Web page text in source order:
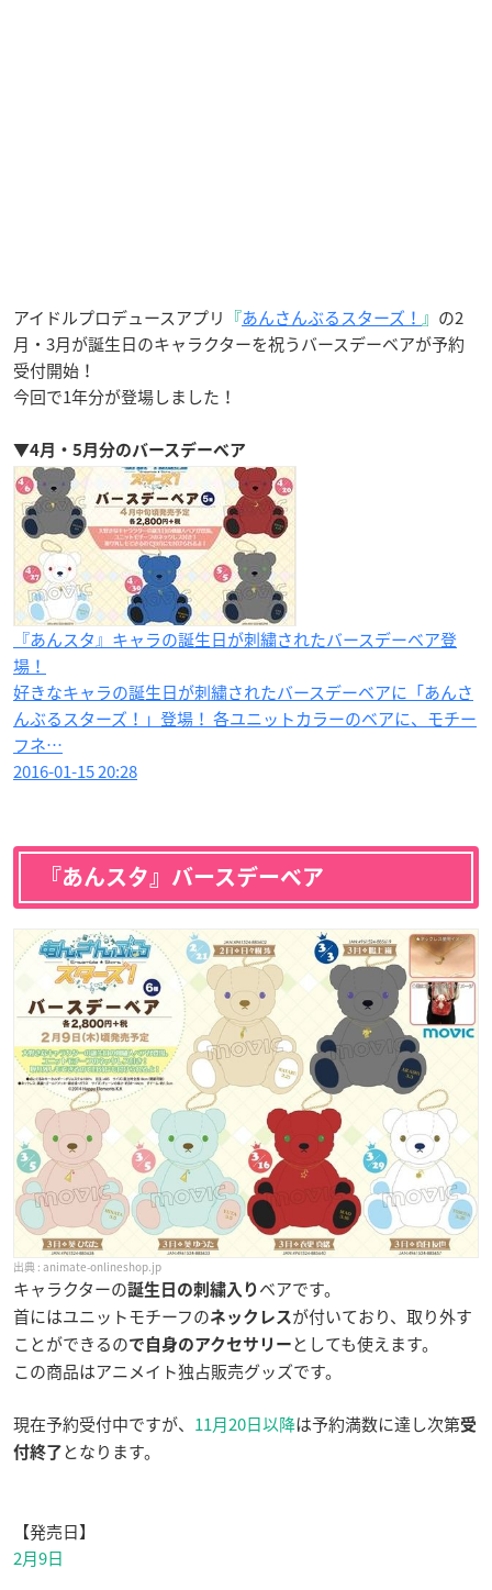
アイドルプロデュースアプリ 『あんさんぶるスターズ！ 』 の2
月・3月が誕生日のキャラクターを祝うバースデーベアが予約
受付開始！
今回で1年分が登場しました！
▼4月・5月分のバースデーベア
『あんスタ』キャラの誕生日が刺繍されたバースデーベア登
場！
好きなキャラの誕生日が刺繍されたバースデーベアに「あんさ
んぶるスターズ！」登場！ 各ユニットカラーのベアに、モチー
フネ…
2016-01-15 20:28
『あんスタ』バースデーベア
animate-onlineshop.jp
キャラクターの誕生日の刺繍入り ベアです。
首にはユニットモチーフのネックレス が付いており、取り外す
ことができるので自身のアクセサリー としても使えます。
この商品はアニメイト独占販売グッズです。
現在予約受付中ですが、 11月20日以降は予約満数に達し次第受
付終了 となります。
【発売日】
2月9日